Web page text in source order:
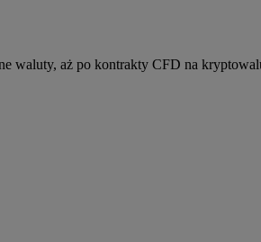
waluty, aż po kontrakty CFD na